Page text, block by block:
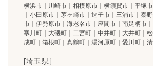
横浜市｜川崎市｜相模原市｜横須賀市｜平塚
｜小田原市｜茅ヶ崎市｜逗子市｜三浦市｜秦
市｜伊勢原市｜海老名市｜座間市｜南足柄市
寒川町｜大磯町｜二宮町｜中井町｜大井町｜
成町｜箱根町｜真鶴町｜湯河原町｜愛川町｜
[埼玉県］